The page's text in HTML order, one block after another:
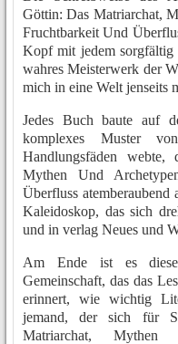
Göttin: Das Matriarchat,
Fruchtbarkeit Und
Kopf mit jedem sorgfältig
wahres Meisterwerk der
mich in eine Welt jenseits
Jedes Buch baute auf
komplexes Muster von
Handlungsfäden
Mythen Und
Überfluss
Kaleidoskop, das sich
und in verlag Neues und
Am Ende ist es
Gemeinschaft, das das
erinnert, wie wichtig
jemand, der sich für
Matriarchat, Mythen